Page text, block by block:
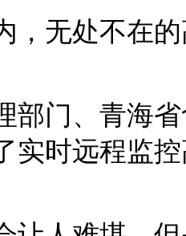
，无处不在
部门、青海
实时远程监